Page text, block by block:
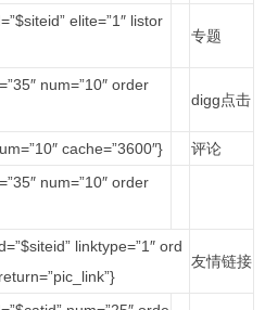
elite=”1″ listor
专题
num=”10″ order
digg点击
cache=”3600″}
评论
num=”10″ order
linktype=”1″ ord
友情链接